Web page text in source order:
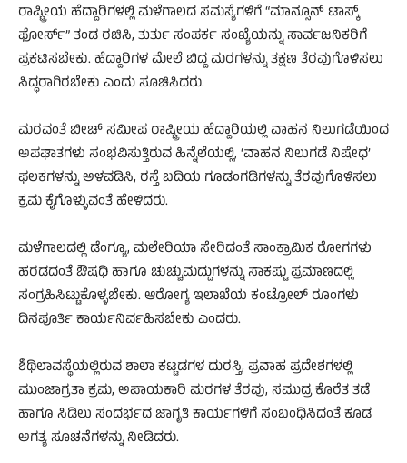
ರಾಷ್ಟ್ರೀಯ ಹೆದ್ದಾರಿಗಳಲ್ಲಿ ಮಳೆಗಾಲದ ಸಮಸ್ಯೆಗಳಿಗೆ “ಮಾನ್ಸೂನ್ ಟಾಸ್ಕ್
ಫೋರ್ಸ್” ತಂಡ ರಚಿಸಿ, ತುರ್ತು ಸಂಪರ್ಕ ಸಂಖ್ಯೆಯನ್ನು ಸಾರ್ವಜನಿಕರಿಗೆ
ಪ್ರಕಟಿಸಬೇಕು. ಹೆದ್ದಾರಿಗಳ ಮೇಲೆ ಬಿದ್ದ ಮರಗಳನ್ನು ತಕ್ಷಣ ತೆರವುಗೊಳಿಸಲು
ಸಿದ್ಧರಾಗಿರಬೇಕು ಎಂದು ಸೂಚಿಸಿದರು.
ಮರವಂತೆ ಬೀಚ್ ಸಮೀಪ ರಾಷ್ಟ್ರೀಯ ಹೆದ್ದಾರಿಯಲ್ಲಿ ವಾಹನ ನಿಲುಗಡೆಯಿಂದ
ಅಪಘಾತಗಳು ಸಂಭವಿಸುತ್ತಿರುವ ಹಿನ್ನೆಲೆಯಲ್ಲಿ, ‘ವಾಹನ ನಿಲುಗಡೆ ನಿಷೇಧ’
ಫಲಕಗಳನ್ನು ಅಳವಡಿಸಿ, ರಸ್ತೆ ಬದಿಯ ಗೂಡಂಗಡಿಗಳನ್ನು ತೆರವುಗೊಳಿಸಲು
ಕ್ರಮ ಕೈಗೊಳ್ಳುವಂತೆ ಹೇಳಿದರು.
ಮಳೆಗಾಲದಲ್ಲಿ ಡೆಂಗ್ಯೂ, ಮಲೇರಿಯಾ ಸೇರಿದಂತೆ ಸಾಂಕ್ರಾಮಿಕ ರೋಗಗಳು
ಹರಡದಂತೆ ಔಷಧಿ ಹಾಗೂ ಚುಚ್ಚುಮದ್ದುಗಳನ್ನು ಸಾಕಷ್ಟು ಪ್ರಮಾಣದಲ್ಲಿ
ಸಂಗ್ರಹಿಸಿಟ್ಟುಕೊಳ್ಳಬೇಕು. ಆರೋಗ್ಯ ಇಲಾಖೆಯ ಕಂಟ್ರೋಲ್ ರೂಂಗಳು
ದಿನಪೂರ್ತಿ ಕಾರ್ಯನಿರ್ವಹಿಸಬೇಕು ಎಂದರು.
ಶಿಥಿಲಾವಸ್ಥೆಯಲ್ಲಿರುವ ಶಾಲಾ ಕಟ್ಟಡಗಳ ದುರಸ್ತಿ, ಪ್ರವಾಹ ಪ್ರದೇಶಗಳಲ್ಲಿ
ಮುಂಜಾಗ್ರತಾ ಕ್ರಮ, ಅಪಾಯಕಾರಿ ಮರಗಳ ತೆರವು, ಸಮುದ್ರ ಕೊರೆತ ತಡೆ
ಹಾಗೂ ಸಿಡಿಲು ಸಂದರ್ಭದ ಜಾಗೃತಿ ಕಾರ್ಯಗಳಿಗೆ ಸಂಬಂಧಿಸಿದಂತೆ ಕೂಡ
ಅಗತ್ಯ ಸೂಚನೆಗಳನ್ನು ನೀಡಿದರು.